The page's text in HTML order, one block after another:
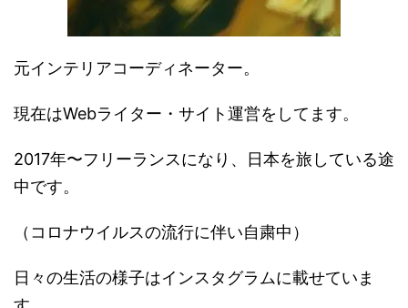
元インテリアコーディネーター。
現在はWebライター・サイト運営をしてます。
2017年〜フリーランスになり、日本を旅している途
中です。
（コロナウイルスの流行に伴い自粛中）
日々の生活の様子はインスタグラムに載せていま